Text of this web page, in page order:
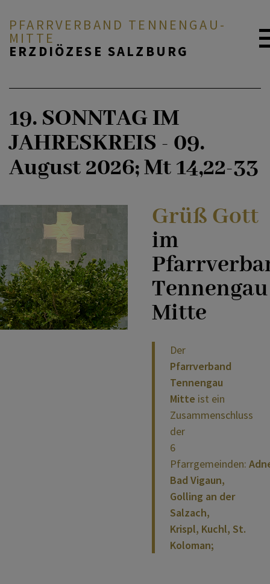
PFARRVERBAND TENNENGAU-
MITTE
ERZDIÖZESE SALZBURG
AKTUELL
ICH MÖCHTE ...
TEAMS UND KONTAKT
PFARREN
19. SONNTAG IM
JAHRESKREIS - 09.
August 2026; Mt 14,22-33
Grüß Gott
im
Tennengau
Mitte
Der
Pfarrverband
Tennengau
Mitte ist ein
Zusammenschluss
der
6
Pfarrgemeinden:
Bad Vigaun,
Golling an der
Salzach,
Krispl, Kuchl, St.
Koloman;